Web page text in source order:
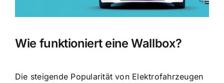
Wie funktioniert eine Wallbox?
Die steigende Popularität von Elektrofahrzeugen